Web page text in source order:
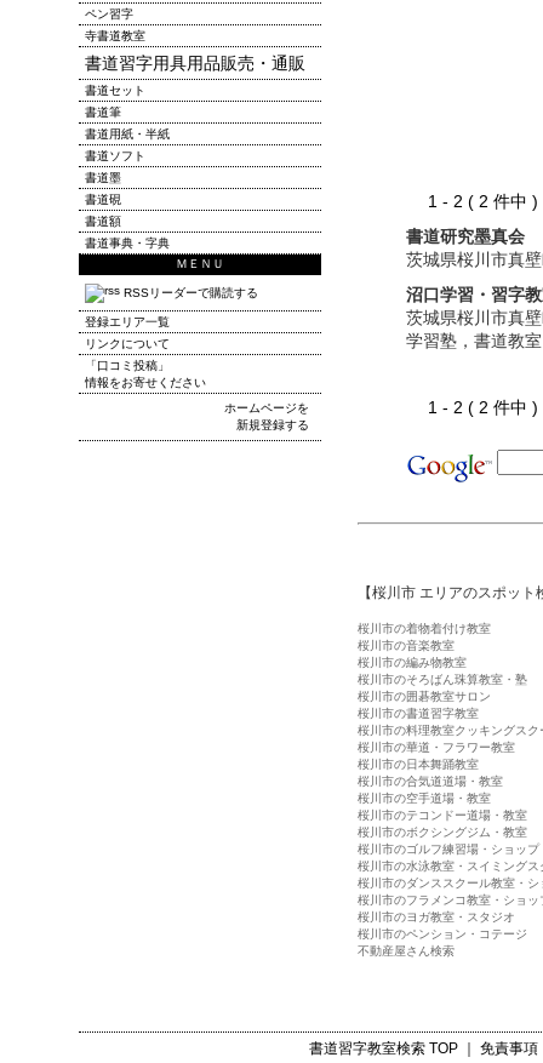
1 - 2 ( 2 件
書道研究墨真会
茨城県桜川市真
沼口学習・習字
茨城県桜川市真
学習塾，書道教
1 - 2 ( 2 件
【桜川市 エリアのスポット
桜川市の着物着付け教室
桜川市の音楽教室
桜川市の編み物教室
桜川市のそろばん珠算教室・塾
桜川市の囲碁教室サロン
桜川市の書道習字教室
桜川市の料理教室クッキングスク
桜川市の華道・フラワー教室
桜川市の日本舞踊教室
桜川市の合気道道場・教室
桜川市の空手道場・教室
桜川市のテコンドー道場・教室
桜川市のボクシングジム・教室
桜川市のゴルフ練習場・ショップ
桜川市の水泳教室・スイミングス
桜川市のダンススクール教室・シ
桜川市のフラメンコ教室・ショッ
桜川市のヨガ教室・スタジオ
桜川市のペンション・コテージ
不動産屋さん検索
ペン習字
寺書道教室
書道習字用具用品販売・通販
書道セット
書道筆
書道用紙・半紙
書道ソフト
書道墨
書道硯
書道額
書道事典・字典
ＭＥＮＵ
RSSリーダーで購読する
登録エリア一覧
リンクについて
「口コミ投稿」
情報をお寄せください
ホームページを
新規登録する
書道習字教室検索TOP ｜ 免責事項